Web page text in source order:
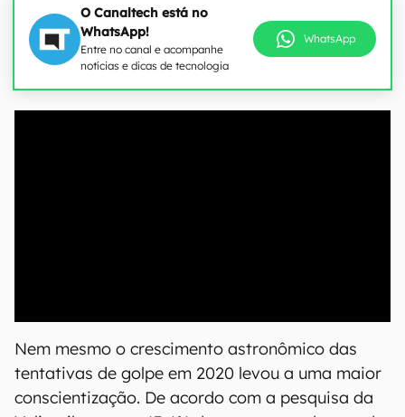
O Canaltech está no
WhatsApp!
Entre no canal e acompanhe
notícias e dicas de tecnologia
WhatsApp
Nem mesmo o crescimento astronômico das
tentativas de golpe em 2020 levou a uma maior
conscientização. De acordo com a pesquisa da